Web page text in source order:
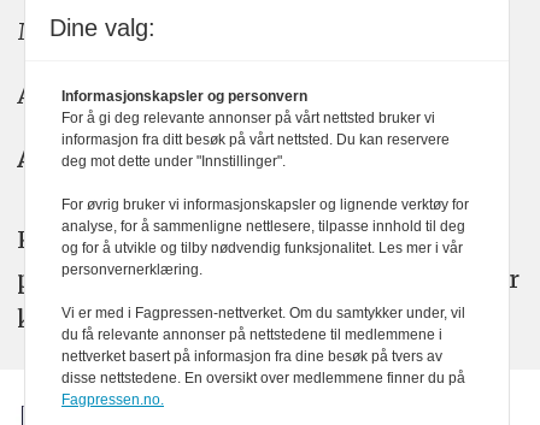
Meninger: meninger@kom24.no
Annonse: annonse@watchmedia.no
Abonnement:kom24@watchmedia.no
KOM24 arbeider etter Vær Varsom-
plakatens regler for god presseskikk. Her
kan du lese mer omPFUsarbeid.
Dine valg:
Informasjonskapsler og personvern
For å gi deg relevante annonser på vårt nettsted bruker vi
informasjon fra ditt besøk på vårt nettsted. Du kan reservere
deg mot dette under "Innstillinger".
For øvrig bruker vi informasjonskapsler og lignende verktøy for
analyse, for å sammenligne nettlesere, tilpasse innhold til deg
og for å utvikle og tilby nødvendig funksjonalitet. Les mer i vår
personvernerklæring.
Vi er med i Fagpressen-nettverket. Om du samtykker under, vil
du få relevante annonser på nettstedene til medlemmene i
nettverket basert på informasjon fra dine besøk på tvers av
disse nettstedene. En oversikt over medlemmene finner du på
Fagpressen.no.